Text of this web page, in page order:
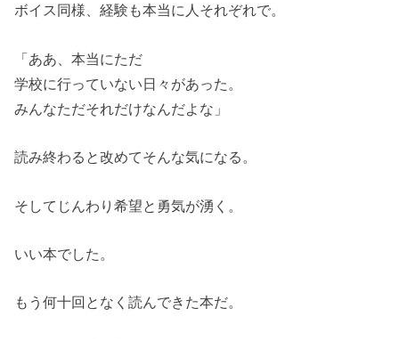
ボイス同様、経験も本当に人それぞれで。
「ああ、本当にただ
学校に行っていない日々があった。
みんなただそれだけなんだよな」
読み終わると改めてそんな気になる。
そしてじんわり希望と勇気が湧く。
いい本でした。
もう何十回となく読んできた本だ。